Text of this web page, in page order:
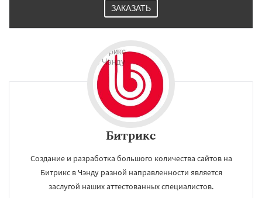
ЗАКАЗАТЬ
Битрикс
Создание и разработка большого количества сайтов на
Битрикс в Чэнду разной направленности является
заслугой наших аттестованных специалистов.